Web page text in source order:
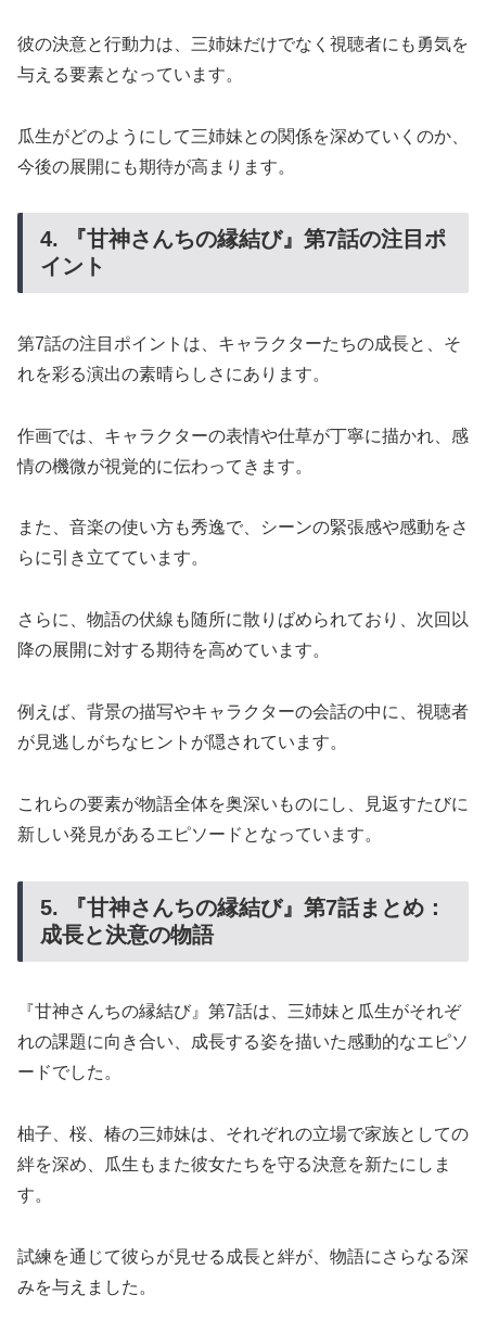
彼の決意と行動力は、三姉妹だけでなく視聴者にも勇気を
与える要素となっています。
瓜生がどのようにして三姉妹との関係を深めていくのか、
今後の展開にも期待が高まります。
4. 『甘神さんちの縁結び』第7話の注目ポ
イント
第7話の注目ポイントは、キャラクターたちの成長と、そ
れを彩る演出の素晴らしさにあります。
作画では、キャラクターの表情や仕草が丁寧に描かれ、感
情の機微が視覚的に伝わってきます。
また、音楽の使い方も秀逸で、シーンの緊張感や感動をさ
らに引き立てています。
さらに、物語の伏線も随所に散りばめられており、次回以
降の展開に対する期待を高めています。
例えば、背景の描写やキャラクターの会話の中に、視聴者
が見逃しがちなヒントが隠されています。
これらの要素が物語全体を奥深いものにし、見返すたびに
新しい発見があるエピソードとなっています。
5. 『甘神さんちの縁結び』第7話まとめ：
成長と決意の物語
『甘神さんちの縁結び』第7話は、三姉妹と瓜生がそれぞ
れの課題に向き合い、成長する姿を描いた感動的なエピソ
ードでした。
柚子、桜、椿の三姉妹は、それぞれの立場で家族としての
絆を深め、瓜生もまた彼女たちを守る決意を新たにしま
す。
試練を通じて彼らが見せる成長と絆が、物語にさらなる深
みを与えました。